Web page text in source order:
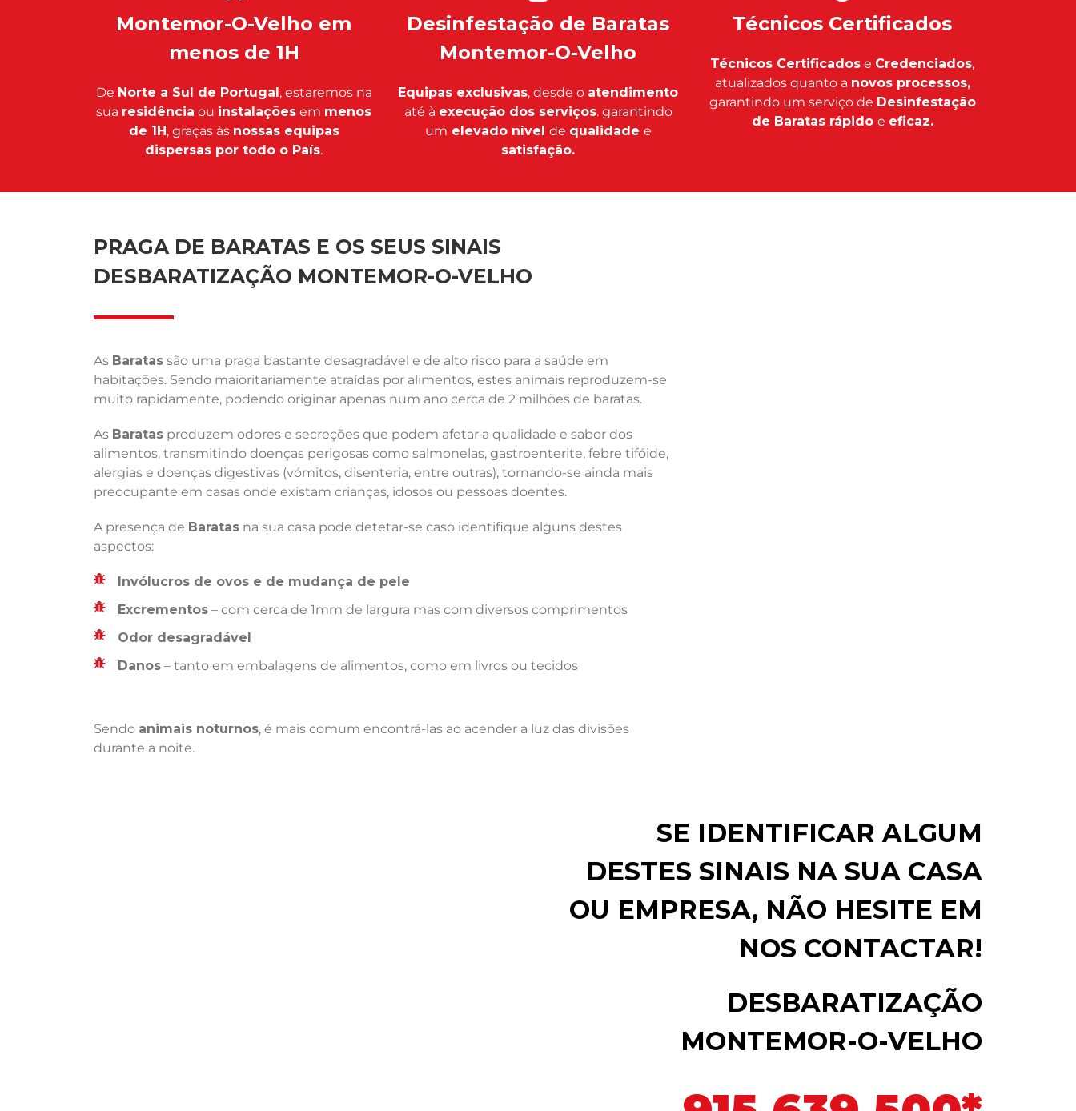
Montemor-O-Velho em
menos de 1H
De Norte a Sul de Portugal, estaremos na
sua residência ou instalações em menos
de 1H, graças às nossas equipas
dispersas por todo o País.
Desinfestação de Baratas
Montemor-O-Velho
Equipas exclusivas, desde o atendimento
até à execução dos serviços. garantindo
um elevado nível de qualidade e
satisfação.
Técnicos Certificados
Técnicos Certificados e Credenciados,
atualizados quanto a novos processos,
garantindo um serviço de Desinfestação
de Baratas rápido e eficaz.
PRAGA DE BARATAS E OS SEUS SINAIS
DESBARATIZAÇÃO MONTEMOR-O-VELHO
As Baratas são uma praga bastante desagradável e de alto risco para a saúde em
habitações. Sendo maioritariamente atraídas por alimentos, estes animais reproduzem-se
muito rapidamente, podendo originar apenas num ano cerca de 2 milhões de baratas.
As Baratas produzem odores e secreções que podem afetar a qualidade e sabor dos
alimentos, transmitindo doenças perigosas como salmonelas, gastroenterite, febre tifóide,
alergias e doenças digestivas (vómitos, disenteria, entre outras), tornando-se ainda mais
preocupante em casas onde existam crianças, idosos ou pessoas doentes.
A presença de Baratas na sua casa pode detetar-se caso identifique alguns destes
aspectos:
Invólucros de ovos e de mudança de pele
Excrementos – com cerca de 1mm de largura mas com diversos comprimentos
Odor desagradável
Danos – tanto em embalagens de alimentos, como em livros ou tecidos
Sendo animais noturnos, é mais comum encontrá-las ao acender a luz das divisões
durante a noite.
SE IDENTIFICAR ALGUM
DESTES SINAIS NA SUA CASA
OU EMPRESA, NÃO HESITE EM
NOS CONTACTAR!
DESBARATIZAÇÃO
MONTEMOR-O-VELHO